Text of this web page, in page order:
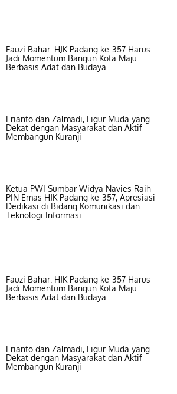
Fauzi Bahar: HJK Padang ke-357 Harus
Jadi Momentum Bangun Kota Maju
Berbasis Adat dan Budaya
Erianto dan Zalmadi, Figur Muda yang
Dekat dengan Masyarakat dan Aktif
Membangun Kuranji
Ketua PWI Sumbar Widya Navies Raih
PIN Emas HJK Padang ke-357, Apresiasi
Dedikasi di Bidang Komunikasi dan
Teknologi Informasi
Fauzi Bahar: HJK Padang ke-357 Harus
Jadi Momentum Bangun Kota Maju
Berbasis Adat dan Budaya
Erianto dan Zalmadi, Figur Muda yang
Dekat dengan Masyarakat dan Aktif
Membangun Kuranji